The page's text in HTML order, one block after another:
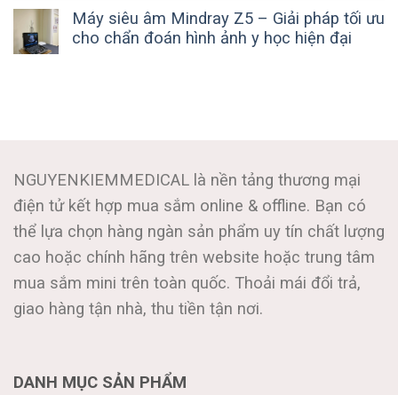
Máy siêu âm Mindray Z5 – Giải pháp tối ưu
cho chẩn đoán hình ảnh y học hiện đại
NGUYENKIEMMEDICAL là nền tảng thương mại
điện tử kết hợp mua sắm online & offline. Bạn có
thể lựa chọn hàng ngàn sản phẩm uy tín chất lượng
cao hoặc chính hãng trên website hoặc trung tâm
mua sắm mini trên toàn quốc. Thoải mái đổi trả,
giao hàng tận nhà, thu tiền tận nơi.
DANH MỤC SẢN PHẨM